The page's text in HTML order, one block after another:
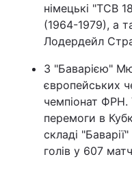
німецькі "ТСВ
(1964-1979), а
Лодердейл
З "Баварією"
європейських
чемпіонат ФРН.
перемоги в
складі
голів у 607